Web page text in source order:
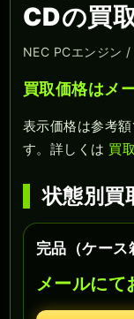
CDの買
NEC PCエンジン
買取価格はメ
表示価格は参考
す。詳しくは 買
状態別買
完品（ケース
メールにて